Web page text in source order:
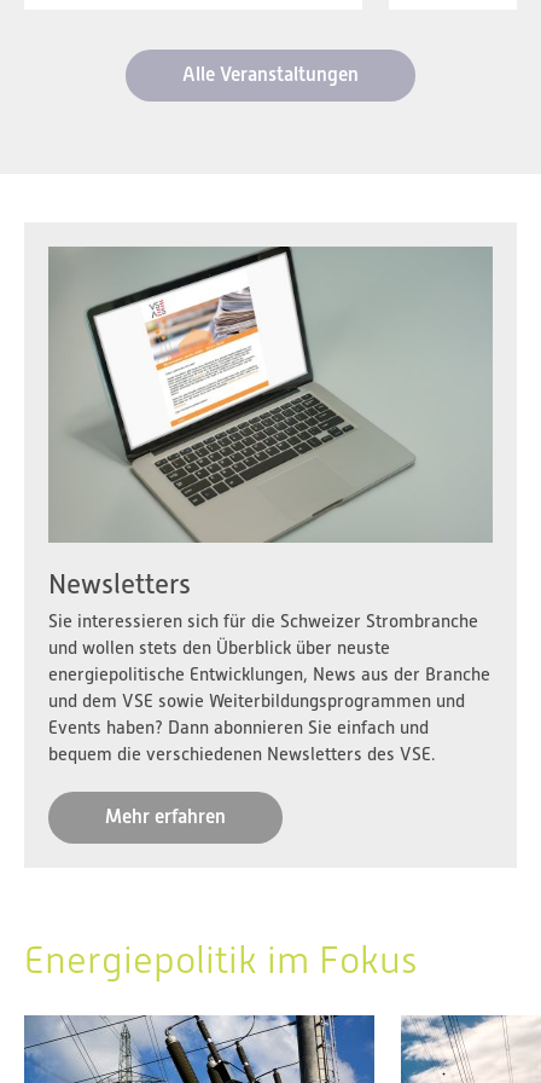
Alle Veranstaltungen
Newsletters
Sie interessieren sich für die Schweizer Strombranche
und wollen stets den Überblick über neuste
energiepolitische Entwicklungen, News aus der Branche
und dem VSE sowie Weiterbildungsprogrammen und
Events haben? Dann abonnieren Sie einfach und
bequem die verschiedenen Newsletters des VSE.
Mehr erfahren
Energiepolitik im Fokus